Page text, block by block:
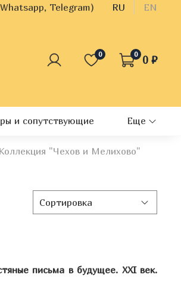
Telegram) RU EN
0 0 0 ₽
и сопутствующие Еще
Коллекция "Чехов и Мелихово"
письма в будущее. XXI век.